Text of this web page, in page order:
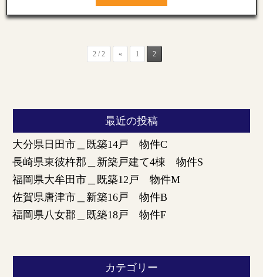
2 / 2 « 1 2
最近の投稿
大分県日田市＿既築14戸 物件C
長崎県東彼杵郡＿新築戸建て4棟 物件S
福岡県大牟田市＿既築12戸 物件M
佐賀県唐津市＿新築16戸 物件B
福岡県八女郡＿既築18戸 物件F
カテゴリー